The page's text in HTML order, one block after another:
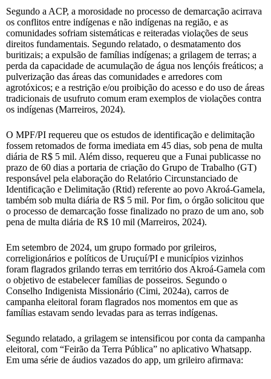
Segundo a ACP, a morosidade no processo de demarcação acirrava
os conflitos entre indígenas e não indígenas na região, e as
comunidades sofriam sistemáticas e reiteradas violações de seus
direitos fundamentais. Segundo relatado, o desmatamento dos
buritizais; a expulsão de famílias indígenas; a grilagem de terras; a
perda da capacidade de acumulação de água nos lençóis freáticos; a
pulverização das áreas das comunidades e arredores com
agrotóxicos; e a restrição e/ou proibição do acesso e do uso de áreas
tradicionais de usufruto comum eram exemplos de violações contra
os indígenas (Marreiros, 2024).
O MPF/PI requereu que os estudos de identificação e delimitação
fossem retomados de forma imediata em 45 dias, sob pena de multa
diária de R$ 5 mil. Além disso, requereu que a Funai publicasse no
prazo de 60 dias a portaria de criação do Grupo de Trabalho (GT)
responsável pela elaboração do Relatório Circunstanciado de
Identificação e Delimitação (Rtid) referente ao povo Akroá-Gamela,
também sob multa diária de R$ 5 mil. Por fim, o órgão solicitou que
o processo de demarcação fosse finalizado no prazo de um ano, sob
pena de multa diária de R$ 10 mil (Marreiros, 2024).
Em setembro de 2024, um grupo formado por grileiros,
correligionários e políticos de Uruçuí/PI e municípios vizinhos
foram flagrados grilando terras em território dos Akroá-Gamela com
o objetivo de estabelecer famílias de posseiros. Segundo o
Conselho Indigenista Missionário (Cimi, 2024a), carros de
campanha eleitoral foram flagrados nos momentos em que as
famílias estavam sendo levadas para as terras indígenas.
Segundo relatado, a grilagem se intensificou por conta da campanha
eleitoral, com “Feirão da Terra Pública” no aplicativo Whatsapp.
Em uma série de áudios vazados do app, um grileiro afirmava: